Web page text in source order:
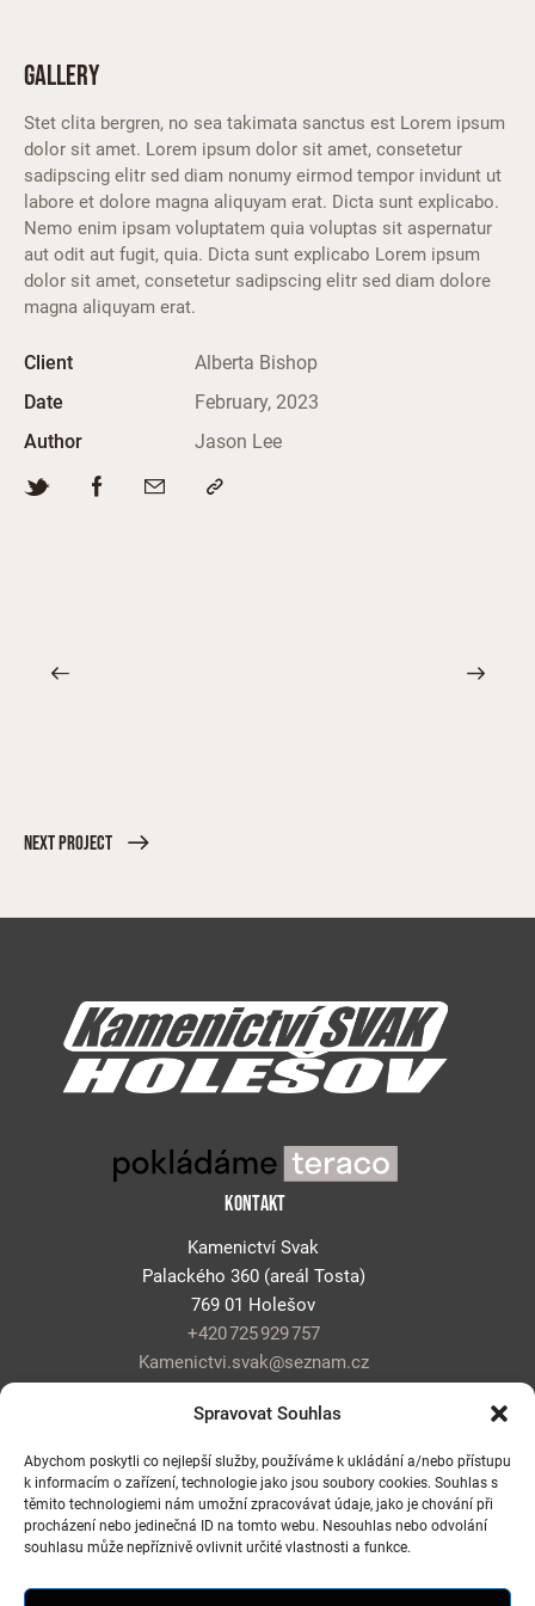
Spravovat Souhlas
Abychom poskytli co nejlepší služby, používáme k ukládání a/nebo přístupu
k informacím o zařízení, technologie jako jsou soubory cookies. Souhlas s
těmito technologiemi nám umožní zpracovávat údaje, jako je chování při
procházení nebo jedinečná ID na tomto webu. Nesouhlas nebo odvolání
souhlasu může nepříznivě ovlivnit určité vlastnosti a funkce.
GALLERY
Stet clita bergren, no sea takimata sanctus est Lorem ipsum
dolor sit amet. Lorem ipsum dolor sit amet, consetetur
sadipscing elitr sed diam nonumy eirmod tempor invidunt ut
labore et dolore magna aliquyam erat. Dicta sunt explicabo.
Nemo enim ipsam voluptatem quia voluptas sit aspernatur
aut odit aut fugit, quia. Dicta sunt explicabo Lorem ipsum
dolor sit amet, consetetur sadipscing elitr sed diam dolore
magna aliquyam erat.
Client
Alberta Bishop
Date
February, 2023
Author
Jason Lee
Next Project
KONTAKT
Kamenictví Svak
Palackého 360 (areál Tosta)
769 01 Holešov
+420 725 929 757
Kamenictvi.svak@seznam.cz
RYCHLÉ ODKAZY
SLUŽBY
O NÁS
REALIZACE